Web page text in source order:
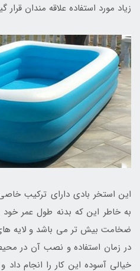
زیاد مورد استفاده علاقه مندان
این استخر بادی دارای ترکیب
به خاطر این که بدنه طول عمر
ضخامت بیش تر می باشد و لایه
در زمان استفاده و نصب آن در
خیالی آسوده این کار را انجام